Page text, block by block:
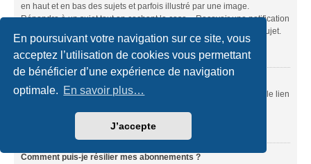
En poursuivant votre navigation sur ce site, vous
acceptez l’utilisation de cookies vous permettant
de bénéficier d’une expérience de navigation
optimale. En savoir plus…
J’accepte
en haut et en bas des sujets et parfois illustré par une image.
Répondre à un sujet tout en cochant la case « Recevoir une notification
lorsqu’une réponse est publiée » équivaut à vous abonner à ce sujet.
Haut
Vous pouvez vous abonner à un forum spécifique en cliquant sur le lien
Comment puis-je résilier mes abonnements ?